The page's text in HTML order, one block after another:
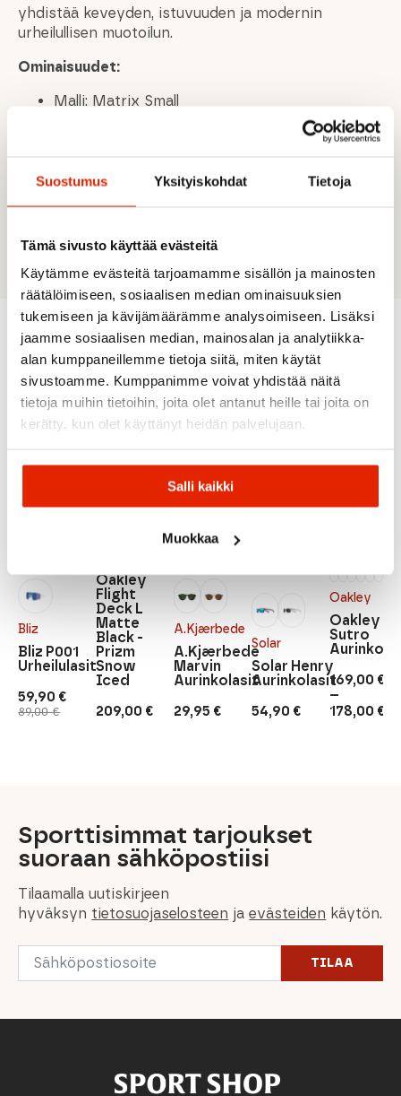
Suostumus Yksityiskohdat Tietoja
Tämä sivusto käyttää evästeitä
Käytämme evästeitä tarjoamamme sisällön ja mainosten
räätälöimiseen, sosiaalisen median ominaisuuksien
tukemiseen ja kävijämäärämme analysoimiseen. Lisäksi
jaamme sosiaalisen median, mainosalan ja analytiikka-
alan kumppaneillemme tietoja siitä, miten käytät
sivustoamme. Kumppanimme voivat yhdistää näitä
tietoja muihin tietoihin, joita olet antanut heille tai joita on
kerätty, kun olet käyttänyt heidän palvelujaan.
Salli kaikki
Muokkaa
yhdistää keveyden, istuvuuden ja modernin
urheilullisen muotoilun.
Ominaisuudet:
Malli: Matrix Small
Käyttö: Pyöräily, maastohiihto, multisport
Istuvuus: Pienempi malli kapeammille kasvoille
Ilmanvaihto: Älykäs ilmanvaihtoratkaisu
Linssin väri: Coral / Orange Mirror Blue
Suositeltua sinulle
Bliz
ALE
89,00€
Alkuperäinen
hinta
59,90 €
Nykyinen
hinta
Bliz P001
Urheilulasit
209,00 €
Oakley
Flight
Deck L
Matte
Black -
Prizm
Snow
Iced
A.Kjærbede
29,95 €
A.Kjærbede
Marvin
Aurinkolasit
Solar
54,90 €
Solar Henry
Aurinkolasit
Oakley
169,00 €
–
178,00 €
169,00 €
Oakley
Sutro
Sporttisimmat tarjoukset
suoraan sähköpostiisi
Tilaamalla uutiskirjeen
hyväksyn tietosuojaselosteen jaevästeiden käytön.
Email
TILAA